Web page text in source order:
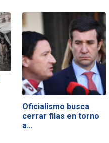
Oficialismo busca
cerrar filas en torno
a…